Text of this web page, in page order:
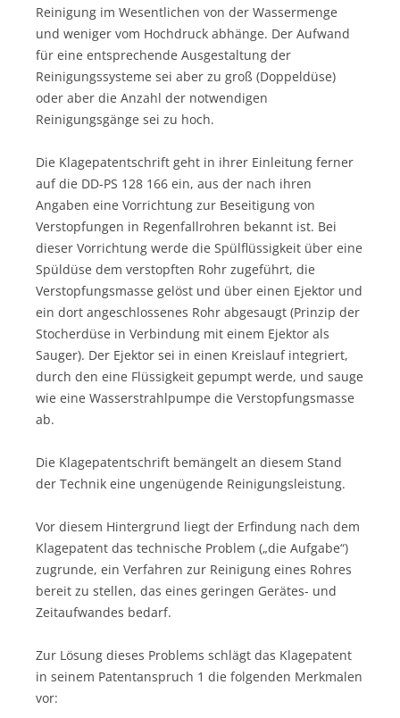
Reinigung im Wesentlichen von der Wassermenge
und weniger vom Hochdruck abhänge. Der Aufwand
für eine entsprechende Ausgestaltung der
Reinigungssysteme sei aber zu groß (Doppeldüse)
oder aber die Anzahl der notwendigen
Reinigungsgänge sei zu hoch.
Die Klagepatentschrift geht in ihrer Einleitung ferner
auf die DD-PS 128 166 ein, aus der nach ihren
Angaben eine Vorrichtung zur Beseitigung von
Verstopfungen in Regenfallrohren bekannt ist. Bei
dieser Vorrichtung werde die Spülflüssigkeit über eine
Spüldüse dem verstopften Rohr zugeführt, die
Verstopfungsmasse gelöst und über einen Ejektor und
ein dort angeschlossenes Rohr abgesaugt (Prinzip der
Stocherdüse in Verbindung mit einem Ejektor als
Sauger). Der Ejektor sei in einen Kreislauf integriert,
durch den eine Flüssigkeit gepumpt werde, und sauge
wie eine Wasserstrahlpumpe die Verstopfungsmasse
ab.
Die Klagepatentschrift bemängelt an diesem Stand
der Technik eine ungenügende Reinigungsleistung.
Vor diesem Hintergrund liegt der Erfindung nach dem
Klagepatent das technische Problem („die Aufgabe“)
zugrunde, ein Verfahren zur Reinigung eines Rohres
bereit zu stellen, das eines geringen Gerätes- und
Zeitaufwandes bedarf.
Zur Lösung dieses Problems schlägt das Klagepatent
in seinem Patentanspruch 1 die folgenden Merkmalen
vor: